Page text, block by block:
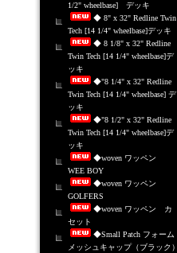
1/2" wheelbase] デッキ
◆ 8" x 32" Redline Twin
Tech [14 1/4" wheelbase]デッキ
◆ 8 1/8" x 32" Redline
Twin Tech [14 1/4" wheelbase]デ
ッキ
◆"8 1/4" x 32" Redline
Twin Tech [14 1/4" wheelbase] デ
ッキ
◆"8 1/2" x 32" Redline
Twin Tech [14 1/4" wheelbase]デ
ッキ
◆woven ワッペン
WEE BOY
◆woven ワッペン
GOLFERS
◆woven ワッペン カ
セット
◆Small Patch フォーム
メッシュキャップ（ブラック）